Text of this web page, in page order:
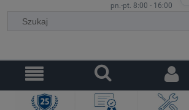
pn.-pt. 8:00 - 16:00